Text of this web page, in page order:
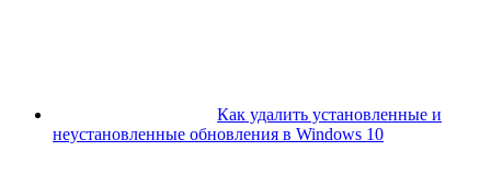
Как удалить установленные и
неустановленные обновления в Windows 10